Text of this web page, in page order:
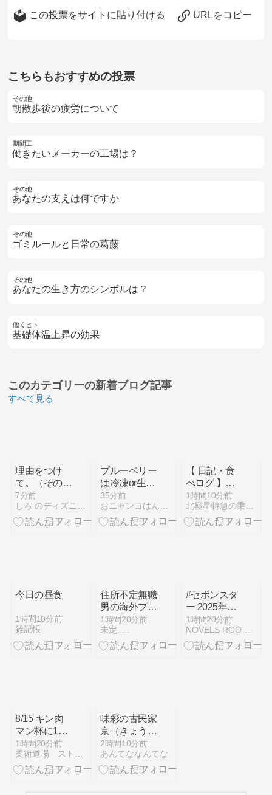
この投票をサイトに貼り付ける URLをコピー
こちらもおすすめの投票
その他
朝散歩後の疲労について
期間工
働きたいメーカーの工場は？
その他
あなたの支えは何ですか
その他
ゴミルールと日常の葛藤
その他
あなたの生き方のシンボルは？
働くヒト
基礎体温上昇の効果
このカテゴリーの新着ブログ記事
すべて見る
理由をつけ
て。（その１
～エッセン
ス・オブ・ス
タイリッシュ
7分前
しろ のディズニーシーに行った日だけ日記
ブルーベリー
は冷凍or生、
どっちがいい
の？
35分前
おニャンコはんと私（ひとりごと）
【 日記・食
べログ 】日
清食品、季節
限定「謎うな
ぎ丼」を買っ
1時間10分前
北極星特急の乗り物、ホビー、日常手記
今日の昼食
1時間10分前
雑記帳
住所不定無職
男の海外プラ
プラ旅(イン
ドネシア編第
２章)
1時間20分前
未定.....
#セボンスタ
ー 2025年
No.2シリー
ズ、3個買っ
たんだぞ
1時間20分前
NOVELS ROOM - 楽天ブログ
8/15 キン肉
マン杯に1名
エントリー！
1時間20分前
柔術道場 ストライプル早稲田ヒルマ道場
味彩の古民家
京（きょう）
赤磐市仁堀西
2時間10分前
あんてななんてな